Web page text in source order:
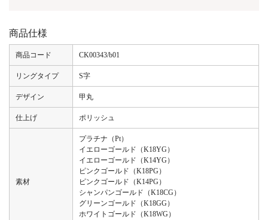
商品仕様
商品コード CK00343/b01
リングタイプ S字
デザイン 甲丸
仕上げ ポリッシュ
素材
プラチナ（Pt）
イエローゴールド（K18YG）
イエローゴールド（K14YG）
ピンクゴールド（K18PG）
ピンクゴールド（K14PG）
シャンパンゴールド（K18CG）
グリーンゴールド（K18GG）
ホワイトゴールド（K18WG）